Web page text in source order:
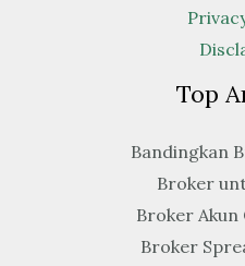
Top
Bandingkan
Broker
Broker
Broker